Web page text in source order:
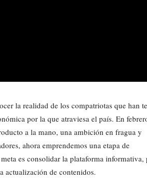
la realidad de los compatriotas que han
por la que atraviesa el país. En
a la mano, una ambición en fragua y
ahora emprendemos una etapa de
es consolidar la plataforma informativa,
actualización de contenidos.